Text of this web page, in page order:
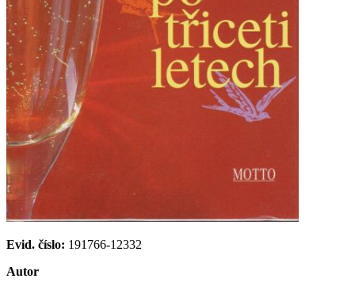
Evid. číslo: 191766-12332
Autor